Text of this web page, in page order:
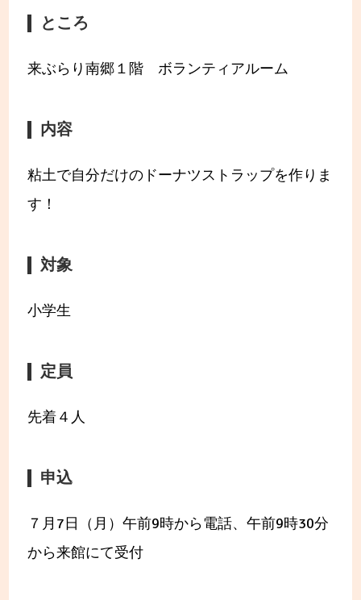
ところ
来ぶらり南郷１階 ボランティアルーム
内容
粘土で自分だけのドーナツストラップを作りま
す！
対象
小学生
定員
先着４人
申込
７月7日（月）午前9時から電話、午前9時30分
から来館にて受付